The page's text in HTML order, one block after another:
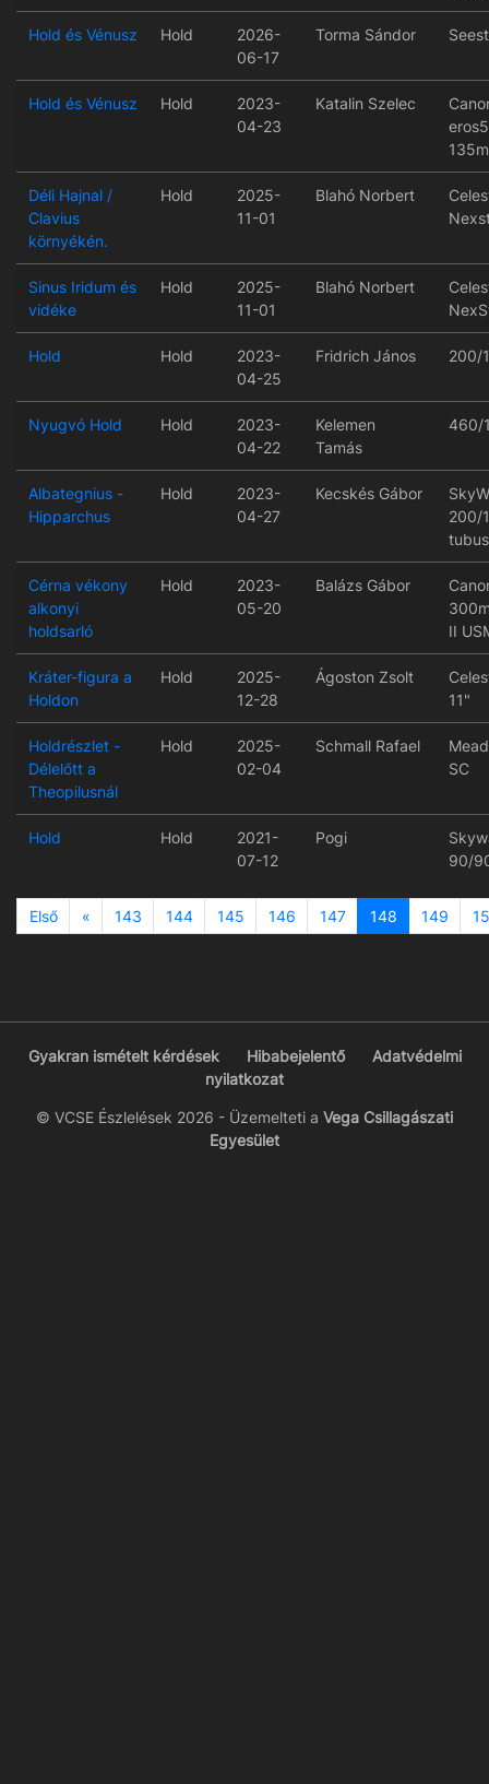
Hold és Vénusz Hold
2026-
06-17
Torma Sándor
Hold és Vénusz Hold
2023-
04-23
Katalin Szelec
Déli Hajnal /
Clavius
környékén.
Hold
2025-
11-01
Blahó Norbert
Sinus Iridum és
vidéke
Hold
2025-
11-01
Blahó Norbert
Hold Hold
2023-
04-25
Fridrich János 200/
Nyugvó Hold Hold
2023-
04-22
Kelemen
Tamás
460/
Albategnius -
Hipparchus
Hold
2023-
04-27
Kecskés Gábor
200/
tubus
Cérna vékony
alkonyi
holdsarló
Hold
2023-
05-20
Balázs Gábor
II
Kráter-figura a
Holdon
Hold
2025-
12-28
Ágoston Zsolt
11"
Holdrészlet -
Délelőtt a
Theopilusnál
Hold
2025-
02-04
Schmall Rafael
SC
Hold Hold
2021-
07-12
Pogi
90/
Első «Previous
143 144 145 146 147 148 149
Gyakran ismételt kérdések Hibabejelentő
Adatvédelmi
nyilatkozat
© VCSE Észlelések 2026 - Üzemelteti a Vega Csillagászati
Egyesület